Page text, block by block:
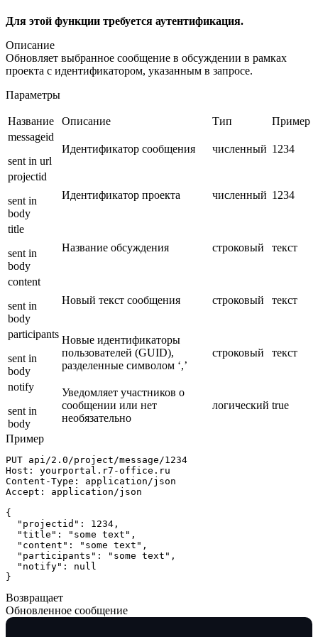
Для этой функции требуется аутентификация.
Описание
Обновляет выбранное сообщение в обсуждении в рамках
проекта с идентификатором, указанным в запросе.
Параметры
Название Описание Тип
Пример
messageid
sent in url
Идентификатор сообщения численный 1234
projectid
sent in
body
Идентификатор проекта численный 1234
title
sent in
body
Название обсуждения строковый текст
content
sent in
body
Новый текст сообщения строковый текст
participants
sent in
body
Новые идентификаторы
пользователей (GUID),
разделенные символом ‘,’
строковый текст
notify
sent in
body
Уведомляет участников о
сообщении или нет
необязательно
логический true
Пример
PUT api/2.0 /project/message/1234
Host: yourportal.r7-office.ru
Content-Type: application/json
Accept: application/json
{
"projectid" : 1234 ,
"title" : "some text" ,
"content" : "some text" ,
"participants" : "some text" ,
"notify" : null
}
Возвращает
Обновленное сообщение